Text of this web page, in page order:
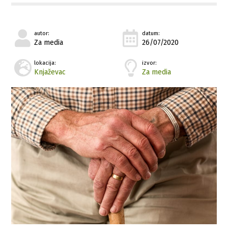
autor:
Za media
datum:
26/07/2020
lokacija:
Knjaževac
izvor:
Za media